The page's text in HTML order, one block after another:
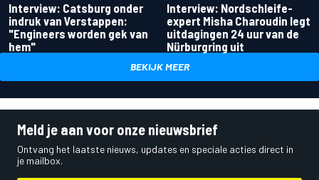
Interview: Catsburg onder
indruk van Verstappen:
"Engineers worden gek van
hem"
Interview: Nordschleife-
expert Misha Charoudin legt
uitdagingen 24 uur van de
Nürburgring uit
BEKIJK MEER
Meld je aan voor onze nieuwsbrief
Ontvang het laatste nieuws, updates en speciale acties direct in
je mailbox.